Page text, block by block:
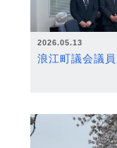
2026.05.13
浪江町議会議